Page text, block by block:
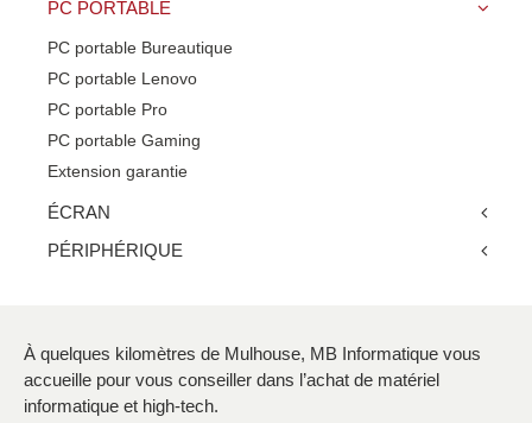
PC PORTABLE
PC portable Bureautique
PC portable Lenovo
PC portable Pro
PC portable Gaming
Extension garantie
ÉCRAN
PÉRIPHÉRIQUE
À quelques kilomètres de Mulhouse, MB Informatique vous
accueille pour vous conseiller dans l’achat de matériel
informatique et high-tech.